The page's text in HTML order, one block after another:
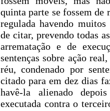
quinta parte se fossem
regulada havendo
de citar, prevendo todas
arrematação e de
sentenças sobre ação
réu, condenado por
citado para em dez dias
havê-la alienado
executada contra o